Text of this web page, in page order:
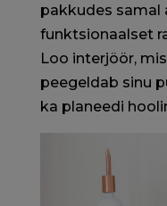
pakkudes samal
funktsionaalset
Loo interjöör,
peegeldab sinu
ka planeedi